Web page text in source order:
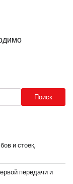
Поиск
и стоек,
передачи и